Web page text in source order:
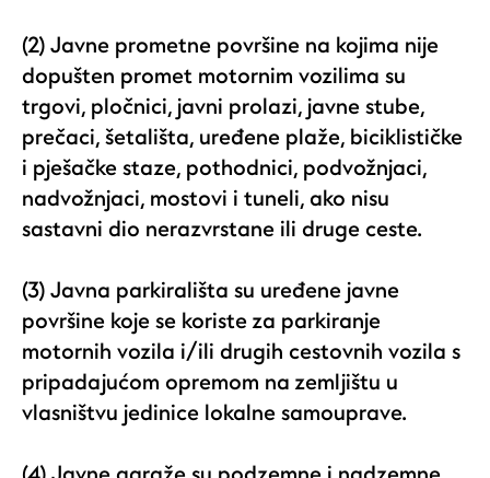
(2) Javne prometne površine na kojima nije
dopušten promet motornim vozilima su
trgovi, pločnici, javni prolazi, javne stube,
prečaci, šetališta, uređene plaže, biciklističke
i pješačke staze, pothodnici, podvožnjaci,
nadvožnjaci, mostovi i tuneli, ako nisu
sastavni dio nerazvrstane ili druge ceste.
(3) Javna parkirališta su uređene javne
površine koje se koriste za parkiranje
motornih vozila i/ili drugih cestovnih vozila s
pripadajućom opremom na zemljištu u
vlasništvu jedinice lokalne samouprave.